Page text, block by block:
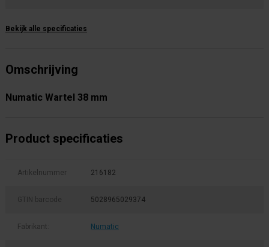
Bekijk alle specificaties
Omschrijving
Numatic Wartel 38 mm
Product specificaties
Artikelnummer 216182
GTIN barcode 5028965029374
Fabrikant: Numatic